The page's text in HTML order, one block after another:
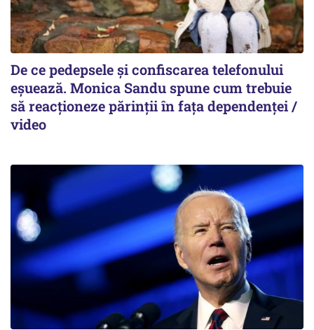
De ce pedepsele și confiscarea telefonului
eșuează. Monica Sandu spune cum trebuie
să reacționeze părinții în fața dependenței /
video